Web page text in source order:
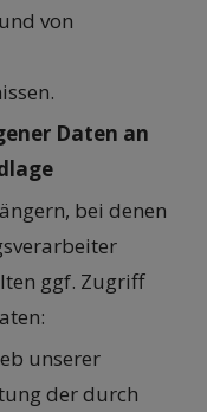
von
Daten an
bei denen
ggf. Zugriff
unserer
der durch